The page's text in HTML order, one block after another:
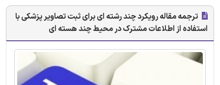
ترجمه مقاله رویکرد چند رشته ای برای ثبت تصاویر پزشکی با
استفاده از اطلاعات مشترک در محیط چند هسته ای